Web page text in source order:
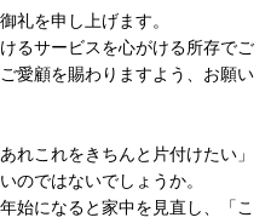
礼を申し上げます。
るサービスを心がける所存でご
愛顧を賜わりますよう、お願い
れこれをきちんと片付けたい」
のではないでしょうか。
始になると家中を見直し、「こ